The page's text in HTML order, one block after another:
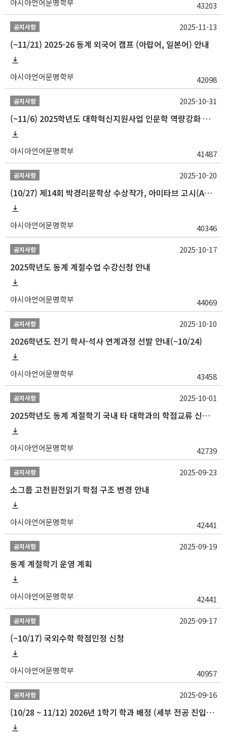
아시아언어문명학부 43203
공지사항
(~11/21) 2025-26 동계 외국어 캠프 (아랍어, 일본어) 안내
아시아언어문명학부 42098
2025-11-13
공지사항
(~11/6) 2025학년도 대학혁신지원사업 인문학 역량강화 동계 인턴십 참가자 선발 안내
아시아언어문명학부 41487
2025-10-31
공지사항
(10/27) 제14회 박경리문학상 수상작가, 아미타브 고시(Amitav Ghosh) 강연 안내
아시아언어문명학부 40346
2025-10-20
공지사항
2025학년도 동계 계절수업 수강신청 안내
아시아언어문명학부 44069
2025-10-17
공지사항
2026학년도 전기 학사·석사 연계과정 선발 안내(~10/24)
아시아언어문명학부 43458
2025-10-10
공지사항
2025학년도 동계 계절학기 국내 타 대학과의 학점교류 신청 안내
아시아언어문명학부 42739
2025-10-01
공지사항
소그룹 고전원전읽기 학점 구조 변경 안내
아시아언어문명학부 42441
2025-09-23
공지사항
동계 계절학기 운영 계획
아시아언어문명학부 42441
2025-09-19
공지사항
(~10/17) 국외수학 학점인정 신청
아시아언어문명학부 40957
2025-09-17
공지사항
(10/28 ~ 11/12) 2026년 1학기 학과 배정 (세부 전공 진입) 안내
2025-09-16